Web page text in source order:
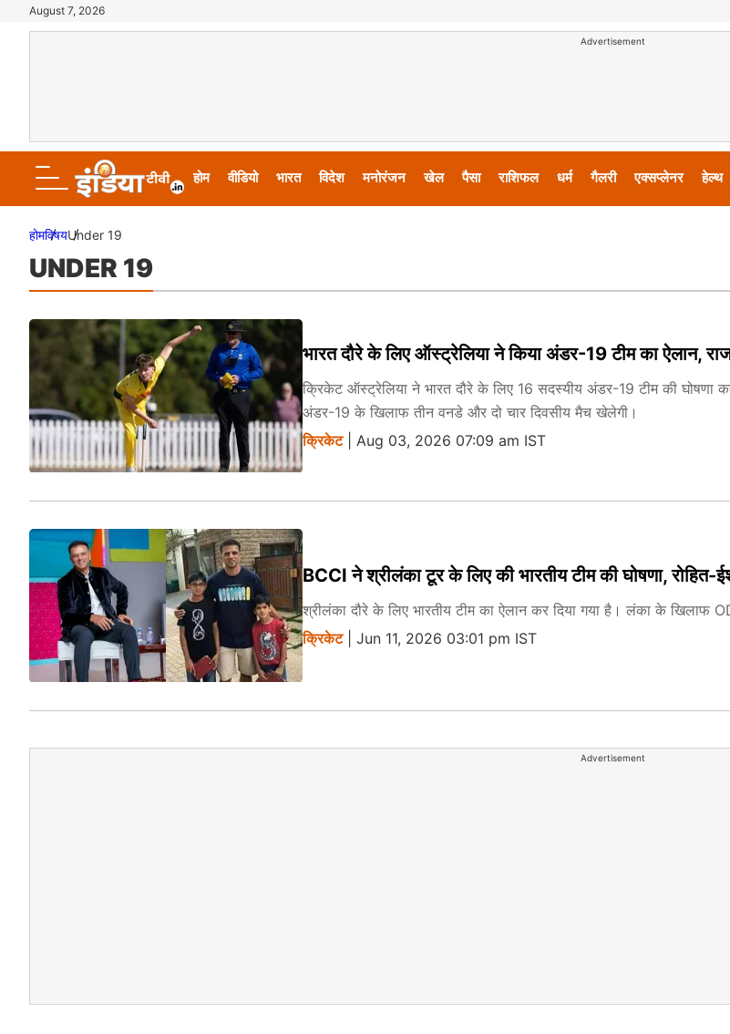
August 7, 2026
Advertisement
होम वीडियो भारत विदेश मनोरंजन खेल पैसा राशिफल धर्म गैलरी एक्सप्लेनर हेल्थ
होमविषयUnder 19
UNDER 19
भारत दौरे के लिए ऑस्ट्रेलिया ने किया अंडर-19 टीम का ऐलान,
क्रिकेट ऑस्ट्रेलिया ने भारत दौरे के लिए 16 सदस्यीय अंडर-19 टीम की
अंडर-19 के खिलाफ तीन वनडे और दो चार दिवसीय मैच खेलेगी।
क्रिकेट| Aug 03, 2026 07:09 am IST
BCCI ने श्रीलंका टूर के लिए की भारतीय टीम की घोषणा, रोहित-
श्रीलंका दौरे के लिए भारतीय टीम का ऐलान कर दिया गया है। लंका के खिलाफ
क्रिकेट| Jun 11, 2026 03:01 pm IST
Advertisement